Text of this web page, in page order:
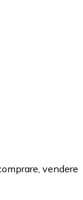
vendere